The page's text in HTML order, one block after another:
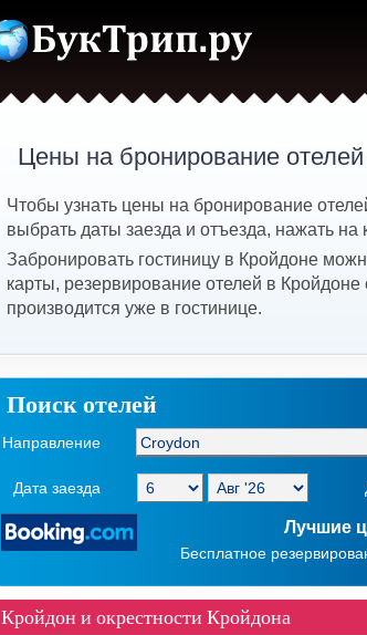
Цены на бронирование
Чтобы узнать цены на бронирование
выбрать даты заезда и отъезда, нажать на
Забронировать гостиницу в Кройдоне
карты, резервирование отелей в
производится уже в гостинице.
Поиск отелей
Направление
Дата заезда
Лучшие
Бесплатное
Кройдон и окрестности Кройдона